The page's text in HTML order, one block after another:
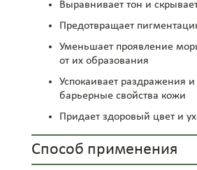
Выравнивает тон и
Предотвращает
Уменьшает проявление
от их образования
Успокаивает раздражения и
барьерные свойства кожи
Придает здоровый цвет и
Способ применения